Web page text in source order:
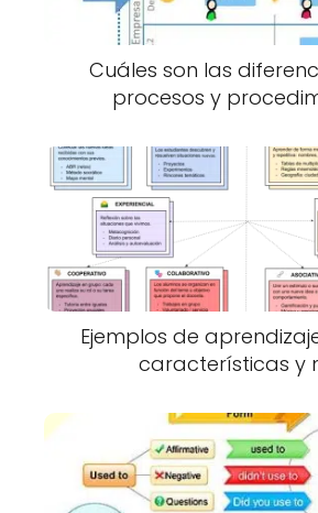
Cuáles son las
procesos y
Ejemplos de
características y